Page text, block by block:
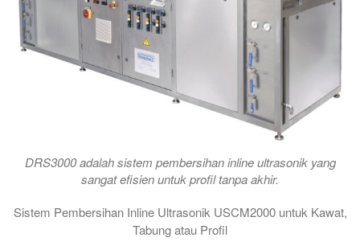
DRS3000 adalah sistem pembersihan inline ultrasonik yang
sangat efisien untuk profil tanpa akhir.
Sistem Pembersihan Inline Ultrasonik USCM2000 untuk Kawat,
Tabung atau Profil